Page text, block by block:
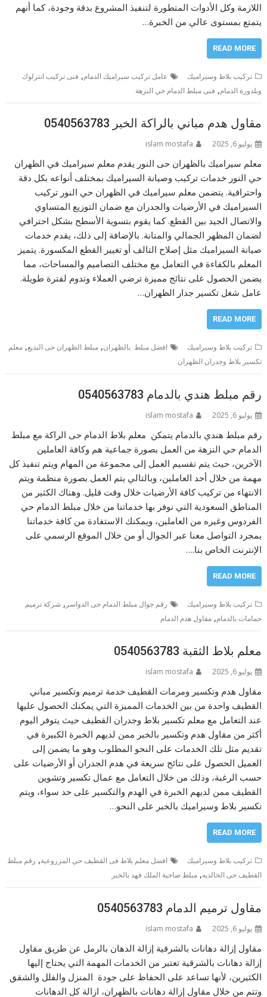
اللازمة وكل الأدوات المتطورة لتنفيذ المشروع بدقة وجودة، كما أنهم
يتمتع بمستوى عالي من الخبرة…
READ MORE
تركيب بلاط وسيراميك عامل تركيب سيراميك الدمام, فنى تركيب انترلوك
وبلدورة الدمام, فنى مبلط الدمام حي النزهة
مقاول هدم مباني بالراكة الخبر 0540563783
يوليو 6, 2025 islam mostafa
معلم سيراميك بالظهران حى النور يقدم معلم سيراميك في الظهران
حي النور خدمات تركيب وصيانة السيراميك بمختلف أنواعه بكل دقة
واحترافية. يتضمن معلم سيراميك في الظهران حي النور تركيب
السيراميك في الأرضيات والجدران مع ضمان التوزيع المتساوي
والاتصال الجيد بين القطع. كما يقوم بتسوية الأسطح بشكل احترافي
لضمان المظهر الجمالي والمتانة. بالإضافة إلى ذلك، يقدم خدمات
صيانة السيراميك مثل إصلاح التالف أو تغيير القطع المكسورة. يتميز
المعلم بالكفاءة في التعامل مع مختلف التصاميم والمساحات، مما
يضمن الحصول على نتائج مميزة ترضي العملاء وتدوم لفترة طويلة.
عامل شغل تكسير جدار الظهران…
READ MORE
تركيب بلاط وسيراميك افضل مبلط بالظهران,مبلط الظهران حى البديع,معلم
تكسير بلاط وجدران الظهران
رقم مبلط هندي بالدمام 0540563783
يوليو 6, 2025 islam mostafa
رقم مبلط هندي بالدمام يتمكن معلم بلاط الدمام حى الراكة مع مبلط
الدمام حي النزهة من العمل بصورة جماعية هم وكافة العاملين
الآخرين، حيث يتم تقسيم العمل إلى مجموعة من المهام ويتم تنفيذ كل
مهمة من خلال أحد العاملين، وبالتالي يتم العمل بصورة منظمة ويتم
الانتهاء من تركيب كافة الأرضيات خلال وقت قليل. وهناك الكثير من
المناطق السعودية التي نوفر بها خدماتنا من خلال مبلط الدمام حي
الفردوس وغيره من العاملين، ويمكنك الاستفادة من كافة خدماتنا
بمجرد التواصل معنا عبر الجوال أو من خلال الموقع الرسمي على
الإنترنت الخاص بنا.…
READ MORE
تركيب بلاط وسيراميك رقم جوال مبلط الدمام حى الدواسر , شركة ترميم
حمامات بالدمام,مقاول هدم الدمام
معلم بلاط الثقبة 0540563783
يوليو 6, 2025 islam mostafa
مقاول هدم وتكسير ومرمات القطيف خدمة ترميم وتكسير مباني
القطيف واحدة من بين الخدمات المميزة التي يمكنك الحصول عليها
عند التعامل مع معلم تكسير بلاط وجدران القطيف حيث يتوفر اليوم
أكثر من مقاول هدم وتكسير بالخبر ممن لديهم الخبرة الكبيرة في
تقديم مثل تلك الخدمات على النحو المطلوب وهو ما يضمن إلى
العميل الحصول على نتائج سريعة في هدم الجدران أو الأرضيات على
حسب الرغبة، وذلك من خلال التعامل مع عمال تكسير وتشوين
القطيف ممن لديهم الخبرة في الهدم والتكسير على حد سواء، ويتم
تكسير بلاط وسيراميك بالخبر على النحو…
READ MORE
تركيب بلاط وسيراميك افضل معلم بلاط فى القطيف حي المزروعية, رقم مبلط
القطيف حى الخالديه,مبلط ضاحية الملك فهد بالخبر
مقاول ترميم الدمام 0540563783
يوليو 6, 2025 islam mostafa
مقاول إزالة دهانات بالشرقية إزالة الدهان بالرمل عن طريق مقاول
إزالة دهانات بالشرقية تعتبر من الخدمات المهمة التي يحتاج إليها
الكثيرين، لأنها تساعد على الحفاظ على جودة المنزل والفلل والشقق
وتتم من خلال مقاول إزالة دهانات بالظهران، ازالة كل الدهانات